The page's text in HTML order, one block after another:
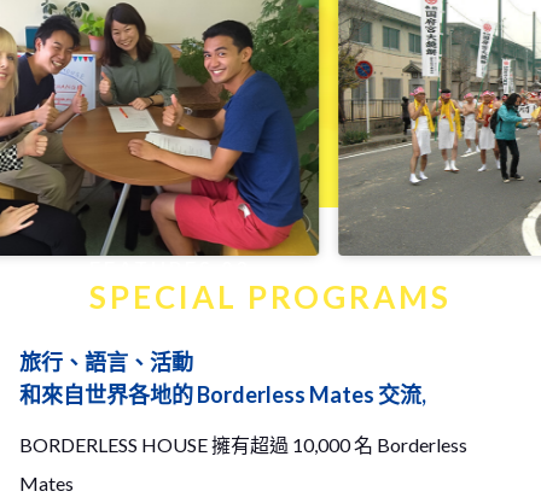
SPECIAL PROGRAMS
旅行、語言、活動
和來自世界各地的 Borderless Mates 交流,
BORDERLESS HOUSE 擁有超過 10,000 名 Borderless
Mates